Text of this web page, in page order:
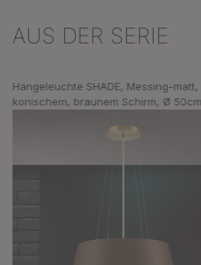
Produktgalerie überspringen
AUS DER SERIE
Hängeleuchte SHADE, Messing-matt,
konischem, braunem Schirm, Ø 50cm